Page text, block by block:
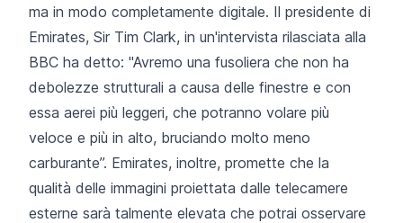
ma in modo completamente digitale. Il presidente di
Emirates, Sir Tim Clark, in un'intervista rilasciata alla
BBC ha detto: "Avremo una fusoliera che non ha
debolezze strutturali a causa delle finestre e con
essa aerei più leggeri, che potranno volare più
veloce e più in alto, bruciando molto meno
carburante”. Emirates, inoltre, promette che la
qualità delle immagini proiettata dalle telecamere
esterne sarà talmente elevata che potrai osservare